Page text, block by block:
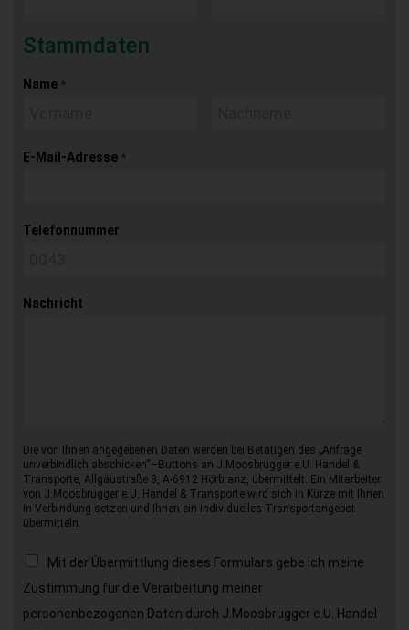
Stammdaten
Name *
E-Mail-Adresse *
Telefonnummer
Nachricht
Die von Ihnen angegebenen Daten werden bei Betätigen des „Anfrage
unverbindlich abschicken“–Buttons an J.Moosbrugger e.U. Handel &
Transporte, Allgäustraße 8, A-6912 Hörbranz, übermittelt. Ein Mitarbeiter
von J.Moosbrugger e.U. Handel & Transporte wird sich in Kürze mit Ihnen
in Verbindung setzen und Ihnen ein individuelles Transportangebot
übermitteln.
Mit der Übermittlung dieses Formulars gebe ich meine
Zustimmung für die Verarbeitung meiner
personenbezogenen Daten durch J.Moosbrugger e.U. Handel